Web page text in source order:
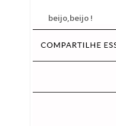
beijo,beijo !